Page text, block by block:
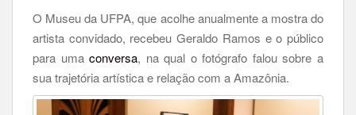
O Museu da UFPA, que acolhe anualmente a mostra do
artista convidado, recebeu Geraldo Ramos e o público
para umaconversa, na qual o fotógrafo falou sobre a
sua trajetória artística e relação com a Amazônia.